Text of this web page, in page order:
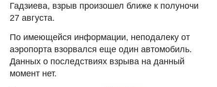
Гадзиева, взрыв произошел ближе к полуночи
27 августа.
По имеющейся информации, неподалеку от
аэропорта взорвался еще один автомобиль.
Данных о последствиях взрыва на данный
момент нет.